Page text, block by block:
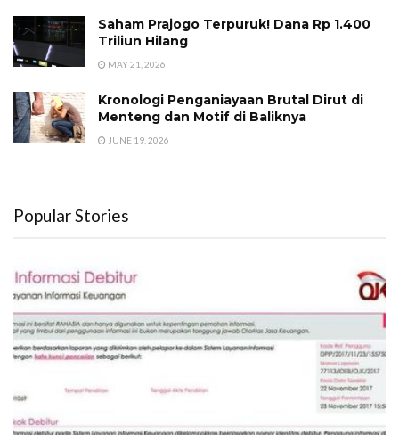
Saham Prajogo Terpuruk! Dana Rp 1.400
Triliun Hilang
MAY 21, 2026
Kronologi Penganiayaan Brutal Dirut di
Menteng dan Motif di Baliknya
JUNE 19, 2026
Popular Stories